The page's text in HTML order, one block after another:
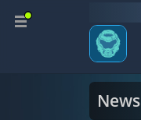
News